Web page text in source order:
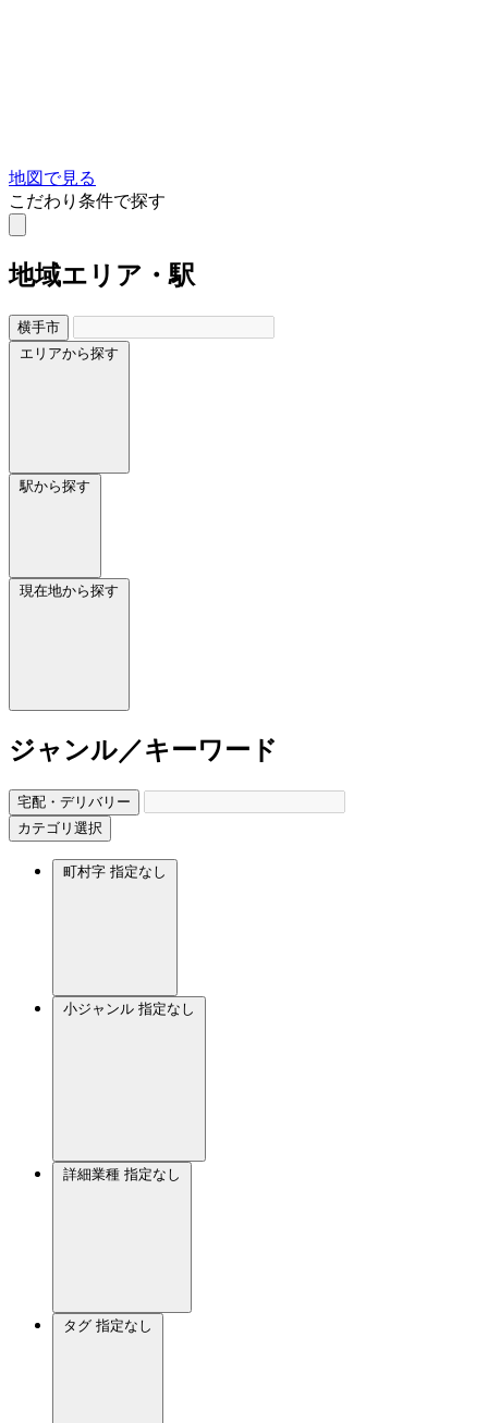
地図で見る
こだわり条件で探す
地域エリア・駅
横手市
エリアから探す
駅から探す
現在地から探す
ジャンル／キーワード
宅配・デリバリー
カテゴリ選択
町村字 指定なし
小ジャンル 指定なし
詳細業種 指定なし
タグ 指定なし